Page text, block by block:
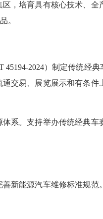
，培育具有核心技术、
。
2024）制定传统经
交易、展览展示和有条
系。支持举办传统经典
新能源汽车维修标准规